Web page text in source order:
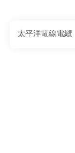
太平洋電線電纜